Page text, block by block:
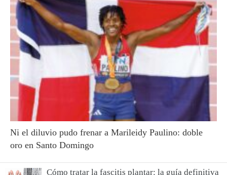
Ni el diluvio pudo frenar a Marileidy Paulino: doble
oro en Santo Domingo
Cómo tratar la fascitis plantar: la guía definitiva